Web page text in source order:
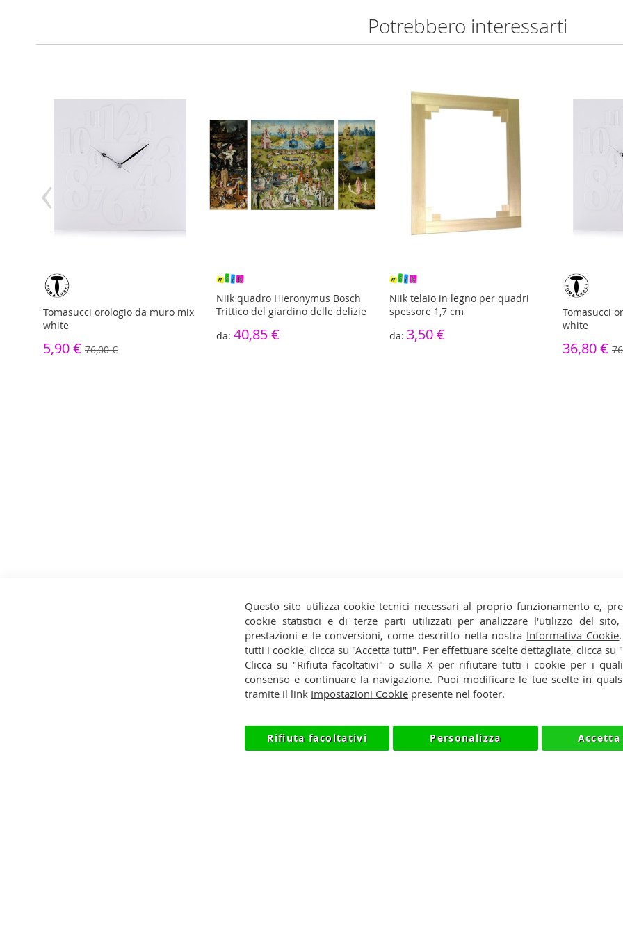
Potrebbero interessarti
Tomasucci orologio da muro mix
white
5,90 € 76,00 €
Niik quadro Hieronymus Bosch
Trittico del giardino delle delizie
40,85 €
Niik telaio in legno per quadri
spessore 1,7 cm
3,50 €
Tomasucci
white
36,80 €
‹
Privacy
Recesso
Cookie
Questo sito utilizza cookie tecnici necessari al proprio funzionamento e,
cookie statistici e di terze parti utilizzati per analizzare l'utilizzo del
prestazioni e le conversioni, come descritto nella nostra Informativa Cookie
tutti i cookie, clicca su "Accetta tutti". Per effettuare scelte dettagliate, clicca su
Clicca su "Rifiuta facoltativi" o sulla X per rifiutare tutti i cookie per i
consenso e continuare la navigazione. Puoi modificare le tue scelte in
tramite il link Impostazioni Cookie presente nel footer.
Personalizza
Rifiuta facoltativi